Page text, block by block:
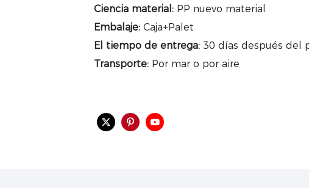
Ciencia material: PP nuevo material
Embalaje: Caja+Palet
El tiempo de entrega: 30 días después del
Transporte: Por mar o por aire